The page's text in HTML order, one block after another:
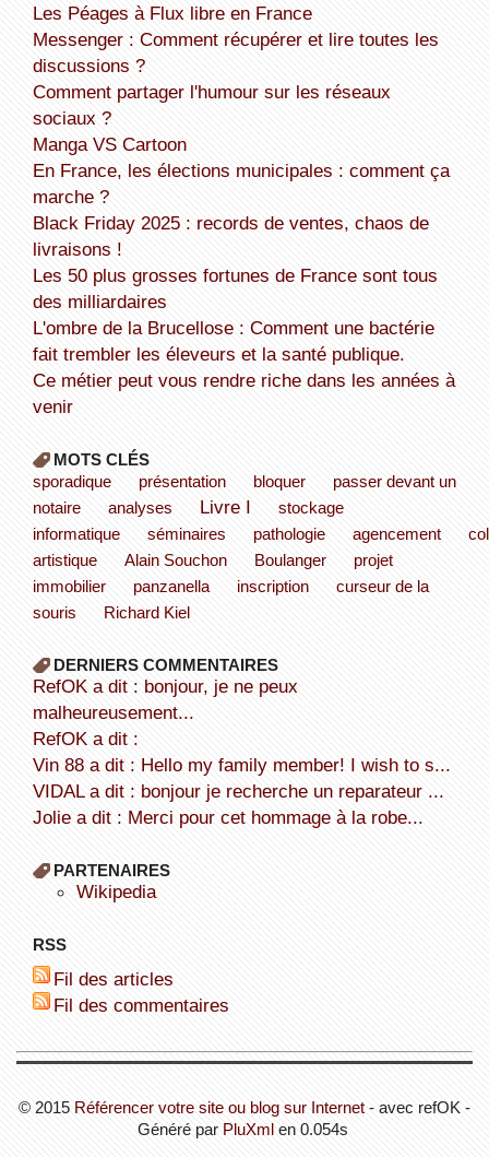
Les Péages à Flux libre en France
Messenger : Comment récupérer et lire toutes les
discussions ?
Comment partager l'humour sur les réseaux
sociaux ?
Manga VS Cartoon
En France, les élections municipales : comment ça
marche ?
Black Friday 2025 : records de ventes, chaos de
livraisons !
Les 50 plus grosses fortunes de France sont tous
des milliardaires
L'ombre de la Brucellose : Comment une bactérie
fait trembler les éleveurs et la santé publique.
Ce métier peut vous rendre riche dans les années à
venir
MOTS CLÉS
sporadique
présentation bloquer
passer devant un
notaire
analyses Livre I
stockage
informatique
séminaires pathologie agencement
artistique
Alain Souchon Boulanger
projet
immobilier
panzanella inscription
curseur de la
souris
Richard Kiel
DERNIERS COMMENTAIRES
refOK a dit : bonjour, je ne peux
malheureusement...
refOK a dit :
Vin 88 a dit : Hello my family member! I wish to s...
VIDAL a dit : bonjour je recherche un reparateur ...
Jolie a dit : Merci pour cet hommage à la robe...
PARTENAIRES
wikipedia
RSS
Fil des articles
Fil des commentaires
© 2015 Référencer votre site ou blog sur Internet - avec refOK -
Généré par PluXmlen 0.054s